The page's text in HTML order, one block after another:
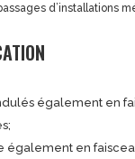
d’installations
également en
également en